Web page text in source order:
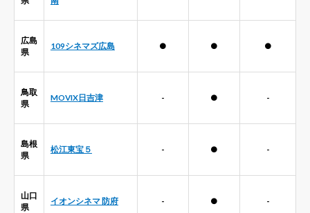
広島
県
109シネマズ広島 ● ● ●
鳥取
県
MOVIX日吉津 - ● -
島根
県
松江東宝５ - ● -
山口
県
イオンシネマ 防府 - ● -